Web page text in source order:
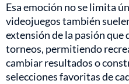
Esa emoción no se limita
videojuegos también
extensión de la pasión que
torneos, permitiendo
cambiar resultados o
selecciones favoritas de